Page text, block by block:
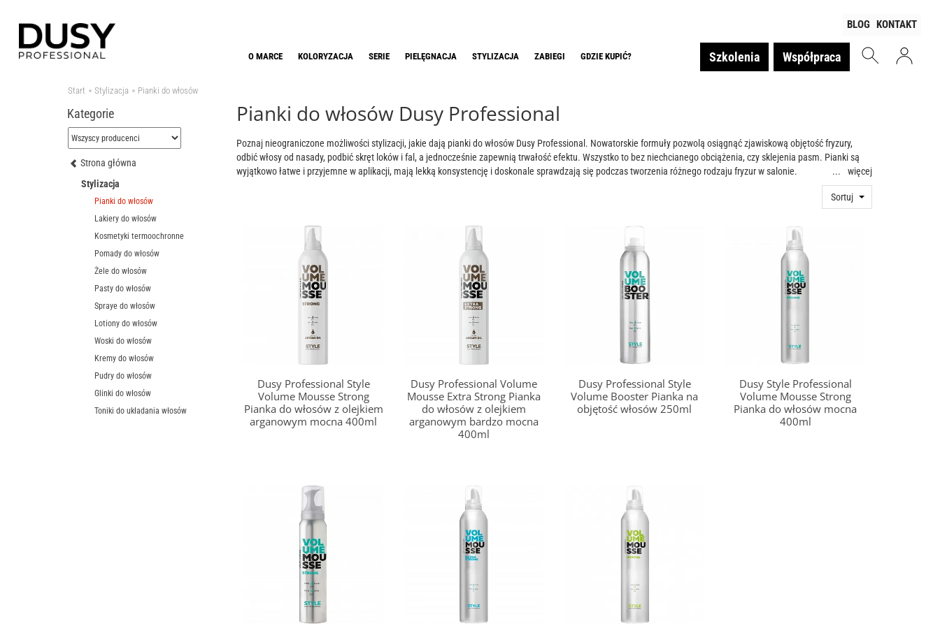
BLOG KONTAKT
O MARCE KOLORYZACJA SERIE PIELĘGNACJA STYLIZACJA ZABIEGI GDZIE KUPIĆ? Szkolenia Współpraca
Start Stylizacja Pianki do włosów
Pianki do włosów Dusy Professional
Poznaj nieograniczone możliwości stylizacji, jakie dają pianki do włosów Dusy Professional. Nowatorskie formuły pozwolą osiągnąć zjawiskową objętość fryzury,
odbić włosy od nasady, podbić skręt loków i fal, a jednocześnie zapewnią trwałość efektu. Wszystko to bez niechcianego obciążenia, czy sklejenia pasm. Pianki są
wyjątkowo łatwe i przyjemne w aplikacji, mają lekką konsystencję i doskonale sprawdzają się podczas tworzenia różnego rodzaju fryzur w salonie.
więcej
Sortuj
Dusy Professional Style
Volume Mousse Strong
Pianka do włosów z olejkiem
arganowym mocna 400ml
Dusy Professional Volume
Mousse Extra Strong Pianka
do włosów z olejkiem
arganowym bardzo mocna
400ml
Dusy Professional Style
Volume Booster Pianka na
objętość włosów 250ml
Dusy Style Professional
Volume Mousse Strong
Pianka do włosów mocna
400ml
Kategorie
Strona główna
Stylizacja
Pianki do włosów
Lakiery do włosów
Kosmetyki termoochronne
Pomady do włosów
Żele do włosów
Pasty do włosów
Spraye do włosów
Lotiony do włosów
Woski do włosów
Kremy do włosów
Pudry do włosów
Glinki do włosów
Toniki do układania włosów